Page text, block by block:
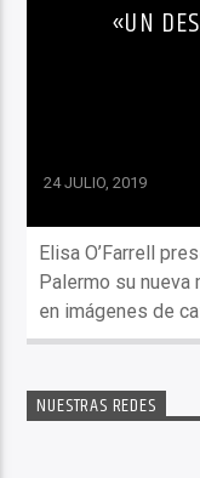
«UN
24 JULIO, 2019
Elisa O’Farrell
Palermo su
en imágenes de
NUESTRAS REDES